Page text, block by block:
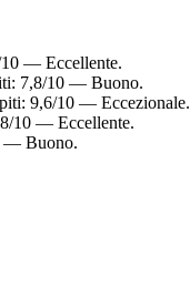
— Eccellente.
7,8/10 — Buono.
9,6/10 — Eccezionale.
10 — Eccellente.
— Buono.